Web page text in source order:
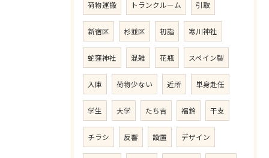
荷物運搬 トランクルーム 引取
新宿区 杉並区 初詣 寒川神社
蛇窪神社 混雑 花瓶 スペイン製
入庫 荷物少ない 近所 単身赴任
学生 大学 たち吉 福鈴 干支
チラシ 反響 設置 デザイン